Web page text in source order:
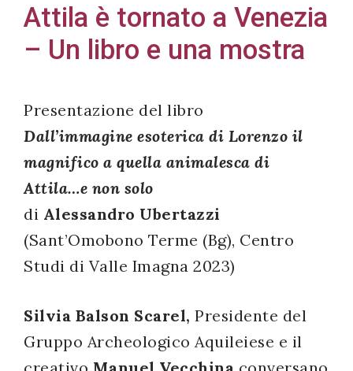
Attila è tornato a Venezia
– Un libro e una mostra
Presentazione del libro
Dall’immagine esoterica di Lorenzo il
magnifico a quella animalesca di
Attila…e non solo
di Alessandro Ubertazzi
(Sant’Omobono Terme (Bg), Centro
Studi di Valle Imagna 2023)
Silvia Balson Scarel, Presidente del
Gruppo Archeologico Aquileiese e il
Acconsento
all'uso dei
accordo
con il
decreto
legislativo
196/03
Registrazione
successo!